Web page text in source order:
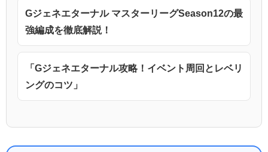
Gジェネエターナル マスターリーグSeason12の最
強編成を徹底解説！
「Gジェネエターナル攻略！イベント周回とレベリ
ングのコツ」